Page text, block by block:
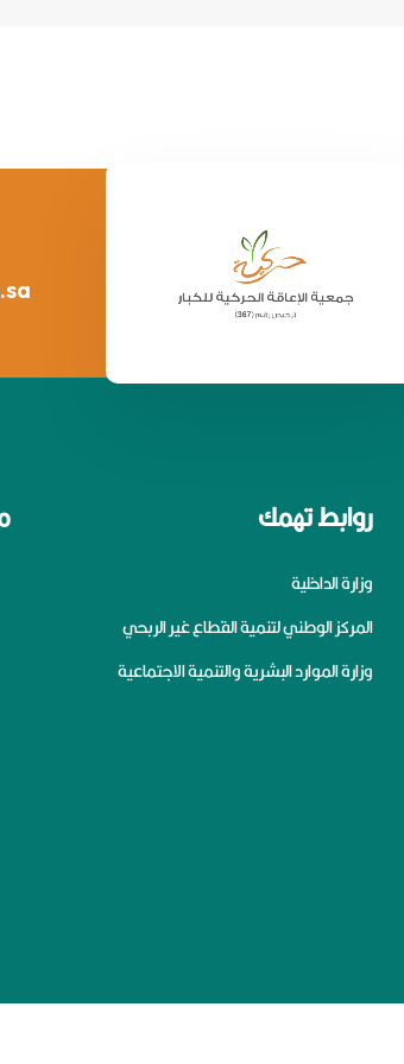
روابط تهمك
وزارة الداخلية
المركز الوطني لتنمية القطاع غير الربحي
وزارة الموارد البشرية والتنمية الاجتماعية